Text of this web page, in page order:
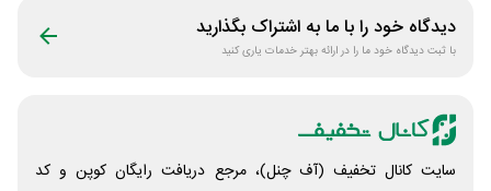
دیدگاه خود را با ما به اشتراک بگذارید
با ثبت دیدگاه خود ما را در ارائه بهتر خدمات یاری کنید
سایت کانال تخفیف (آف چنل)، مرجع دریافت رایگان کوپن و کد